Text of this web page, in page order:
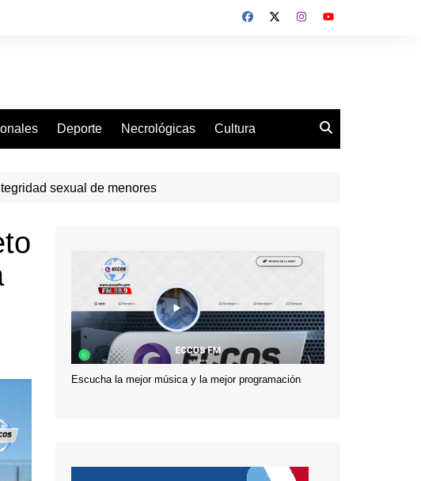
Deporte Necrológicas Cultura
sexual de menores
Escucha la mejor música y la mejor programación